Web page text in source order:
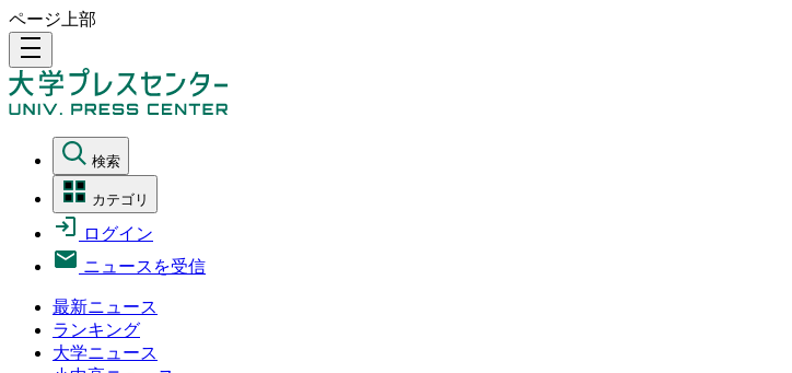
ページ上部
density_medium
検索
カテゴリ
ログイン
ニュースを受信
最新ニュース
ランキング
大学ニュース